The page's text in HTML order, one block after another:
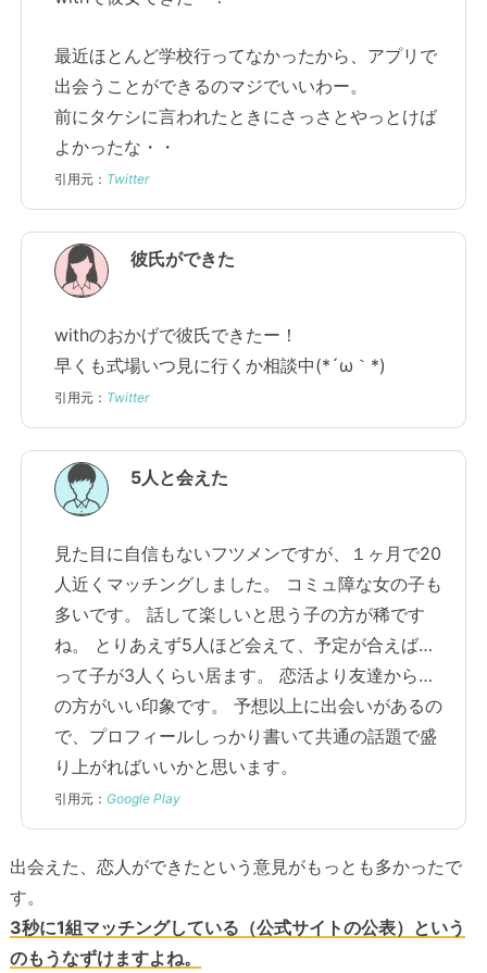
最近ほとんど学校行ってなかったから、アプリで
出会うことができるのマジでいいわー。
前にタケシに言われたときにさっさとやっとけば
よかったな・・
引用元： Twitter
彼氏ができた
withのおかげで彼氏できたー！
早くも式場いつ見に行くか相談中(*´ω｀*)
引用元： Twitter
5人と会えた
見た目に自信もないフツメンですが、１ヶ月で20
人近くマッチングしました。 コミュ障な女の子も
多いです。 話して楽しいと思う子の方が稀です
ね。 とりあえず5人ほど会えて、予定が合えば…
って子が3人くらい居ます。 恋活より友達から…
の方がいい印象です。 予想以上に出会いがあるの
で、プロフィールしっかり書いて共通の話題で盛
り上がればいいかと思います。
引用元： Google Play
出会えた、恋人ができたという意見がもっとも多かったで
す。
3秒に1組マッチングしている（公式サイトの公表）という
のもうなずけますよね。